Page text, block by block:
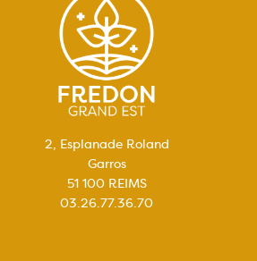
2, Esplanade Roland
Garros
51 100 REIMS
03.26.77.36.70